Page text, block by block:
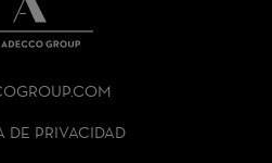
DE PRIVACIDAD